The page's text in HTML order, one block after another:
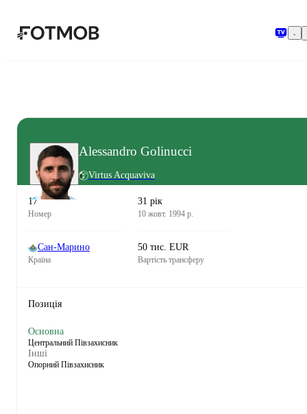
Alessandro Golinucci
Virtus Acquaviva
17
Номер
31 рік
10 жовт. 1994 р.
Сан-Марино
Країна
50 тис. EUR
Вартість трансферу
Позиція
Основна
Центральний Півзахисник
Інші
Опорний Півзахисник